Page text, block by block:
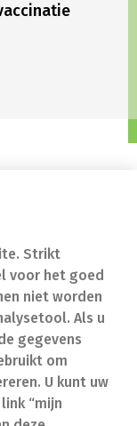
Strikt
voor het goed
niet worden
Als u
gegevens
om
U kunt uw
“mijn
nood
vragen